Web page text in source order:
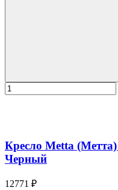
Кресло Metta
Черный
12771 ₽